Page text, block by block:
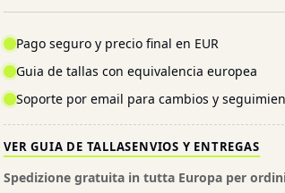
Pago seguro y precio final en EUR
Guia de tallas con equivalencia europea
Soporte por email para cambios y
VER GUIA DE TALLASENVIOS Y ENTREGAS
Spedizione gratuita in tutta Europa per